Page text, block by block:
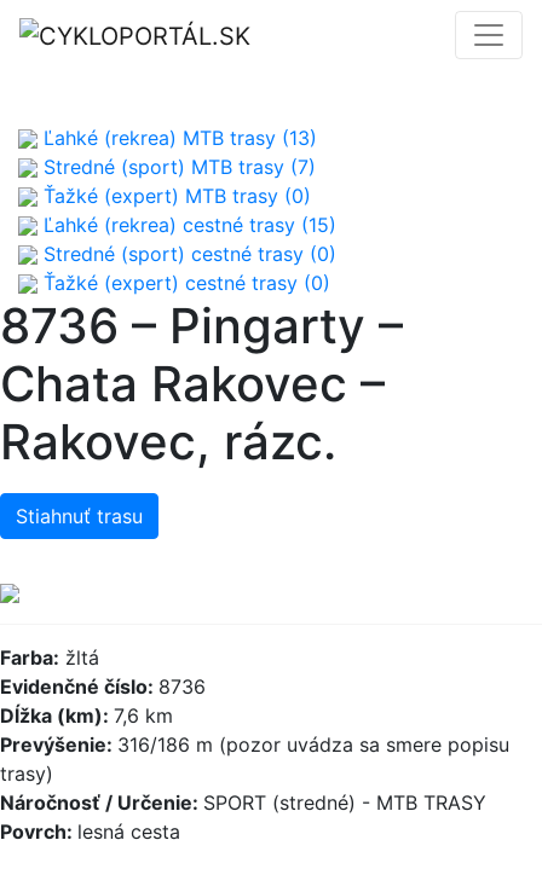
Ľahké (rekrea) MTB trasy (13)
Stredné (sport) MTB trasy (7)
Ťažké (expert) MTB trasy (0)
Ľahké (rekrea) cestné trasy (15)
Stredné (sport) cestné trasy (0)
Ťažké (expert) cestné trasy (0)
8736 – Pingarty –
Chata Rakovec –
Rakovec, rázc.
Stiahnuť trasu
Farba: žltá
Evidenčné číslo: 8736
Dĺžka (km): 7,6 km
Prevýšenie: 316/186 m (pozor uvádza sa smere popisu
trasy)
Náročnosť / Určenie: SPORT (stredné) - MTB TRASY
Povrch: lesná cesta